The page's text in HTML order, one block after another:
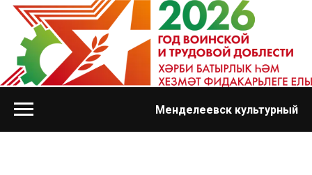
Менделеевск культурный